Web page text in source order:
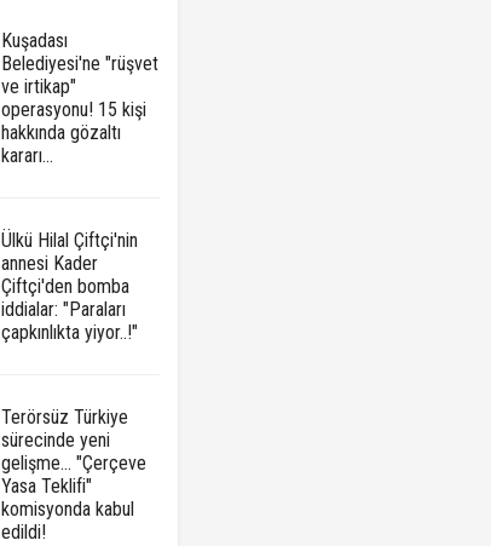
Kuşadası
Belediyesi'ne "rüşvet
ve irtikap"
operasyonu! 15 kişi
hakkında gözaltı
kararı...
Ülkü Hilal Çiftçi'nin
annesi Kader
Çiftçi'den bomba
iddialar: "Paraları
çapkınlıkta yiyor..!"
Terörsüz Türkiye
sürecinde yeni
gelişme... "Çerçeve
Yasa Teklifi"
komisyonda kabul
edildi!